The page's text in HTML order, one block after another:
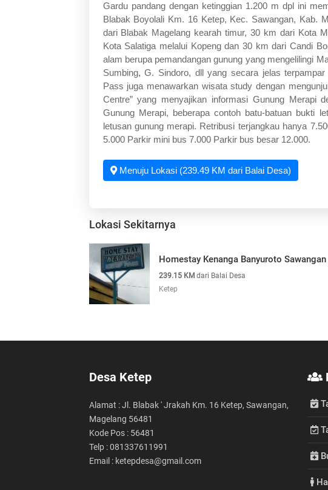
Gardu pandang dengan ketinggian 1.200 m dpl ini
Blabak Boyolali Km. 16 Ketep, Kec. Sawangan, Kab.
dari Blabak Magelang kearah timur, 30 km dari Kota
Kota Salatiga melalui Kopeng dan 30 km dari Candi
alam berupa pemandangan gunung yang mengelilingi
Sumbing, G. Sindoro, dll yang secara jelas
Pass juga menawarkan wisata study dengan
Centre” yang menyajikan informasi Gunung Merapi
Gunung Merapi, beberapa contoh batu-batuan bukti
letusan gunung merapi. Retribusi terjangkau hanya
5.000 Parkir mini bus 7.000 Parkir bus besar 12.000.
Menuju Lokasi (239.49 KM dari Balai Desa)
Lokasi Sekitarnya
Homestay Kenanga Banyuroto Sawangan
239.15 KM dari Balai Desa
Ketep
Desa Ketep
Alamat : Jl. Blabak ' Jrakah Km. 16 Ketep, Sawangan,
Magelang 56481
Kode Pos : 56481
Telp : 081337611991
Email : ketepdesa@gmail.com